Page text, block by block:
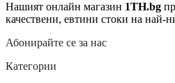
Нашият онлайн магазин 1TH.bg
качествени, евтини стоки на най-
Абонирайте се за нас
Категории